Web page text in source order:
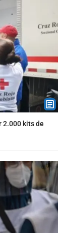
2.000 kits de